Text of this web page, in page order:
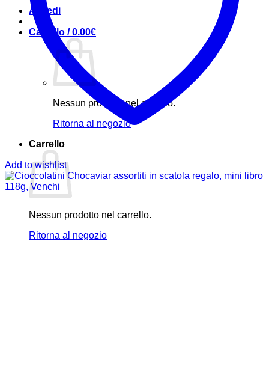
Accedi
Carrello /0.00€
Nessun prodotto nel carrello.
Ritorna al negozio
Carrello
Nessun prodotto nel carrello.
Ritorna al negozio
Add to wishlist